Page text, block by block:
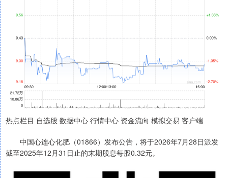
热点栏目 自选股 数据中心 行情中心 资金流向 模拟交易 客户端
中国心连心化肥（01866）发布公告，将于2026年7月28日派发
截至2025年12月31日止的末期股息每股0.32元。